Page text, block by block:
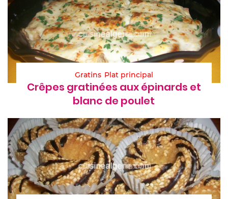
Gratins Plat principal
Crêpes gratinées aux épinards et
blanc de poulet